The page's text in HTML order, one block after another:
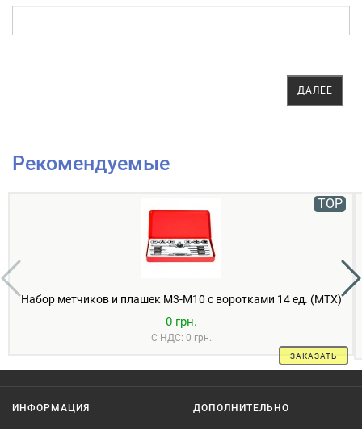
ДАЛЕЕ
Рекомендуемые
TOP
Набор метчиков и плашек М3-М10 с воротками 14 ед. (MTX)
0 грн.
С НДС: 0 грн.
ЗАКАЗАТЬ
ИНФОРМАЦИЯ ДОПОЛНИТЕЛЬНО